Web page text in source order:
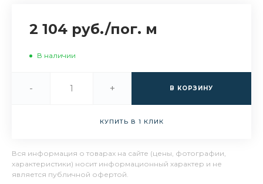
2 104 руб./пог. м
В наличии
- + В КОРЗИНУ
КУПИТЬ В 1 КЛИК
Вся информация о товарах на сайте (цены, фотографии,
характеристики) носит информационный характер и не
является публичной офертой.